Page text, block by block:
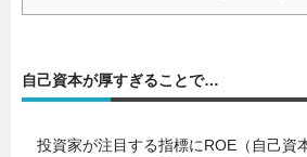
暮らし
自己資本が厚すぎることで…
投資家が注目する指標にROE（自己資